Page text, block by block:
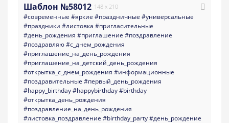
Шаблон №58012 148 x 210
#современные #яркие #праздничные #универсальные
#праздники #листовка #пригласительные
#день_рождения #приглашение #поздравление
#поздравляю#с_днем_рождения
#приглашение_на_день_рождения
#приглашение_на_детский_день_рождения
#открытка_с_днем_рождения #информационные
#поздравительные #первый_день_рождения
#happy_birthday#happybirthday#birthday
#открытка_день_рождения
#поздравление_на_день_рождения
#листовка_поздравление #birthday_party#день_рождение